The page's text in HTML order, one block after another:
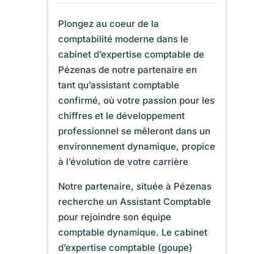
Plongez au coeur de la
comptabilité moderne dans le
cabinet d’expertise comptable de
Pézenas de notre partenaire en
tant qu’assistant comptable
confirmé, où votre passion pour les
chiffres et le développement
professionnel se mêleront dans un
environnement dynamique, propice
à l’évolution de votre carrière
Notre partenaire, située à Pézenas
recherche un Assistant Comptable
pour rejoindre son équipe
comptable dynamique. Le cabinet
d’expertise comptable (goupe)